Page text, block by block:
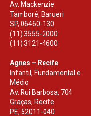
Av. Mackenzie
Tamboré, Barueri
SP,06460-130
(11) 3555-2000
(11) 3121-4600
Agnes – Recife
Infantil, Fundamental e
Médio
Av. Rui Barbosa, 704
Graças, Recife
PE, 52011-040